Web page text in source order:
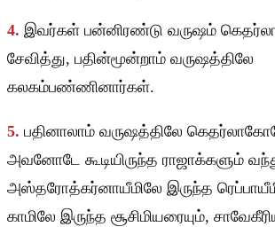
4. இவர்கள் பன்னிரண்டு வருஷம்
சேவித்து, பதின்மூன்றாம் வருஷத்திலே
கலகம்பண்ணினார்கள்.
5. பதினாலாம் வருஷத்திலே
அவனோடே கூடியிருந்த ராஜாக்களும்
அஸ்தரோத்கர்னாயீமிலே இருந்த
காமிலே இருந்த சூசிமியரையும்,